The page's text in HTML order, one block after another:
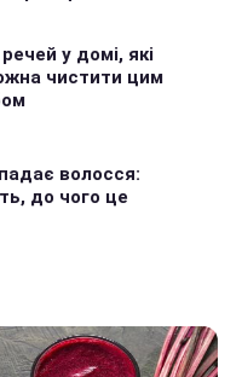
у домі, які
чистити цим
волосся:
до чого це